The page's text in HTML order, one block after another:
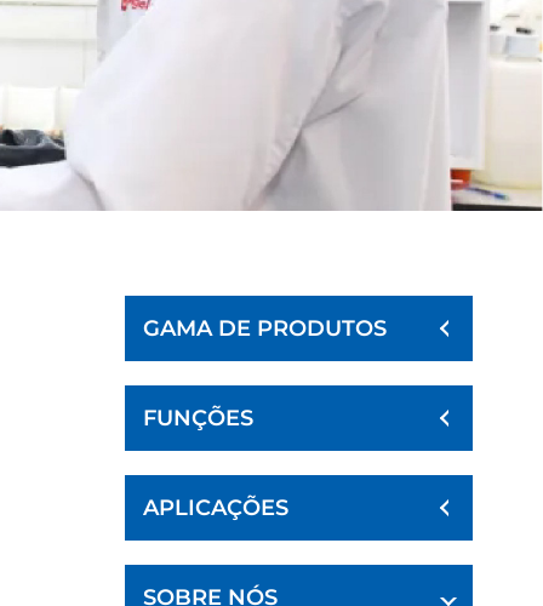
GAMA DE PRODUTOS
FUNÇÕES
APLICAÇÕES
SOBRE NÓS